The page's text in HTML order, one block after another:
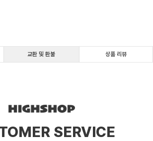
교환 및 환불 상품 리뷰
SERVICE